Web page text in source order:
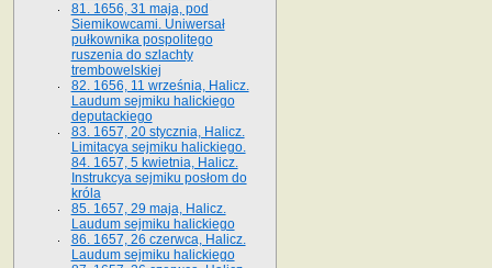
81. 1656, 31 maja, pod
Siemikowcami. Uniwersał
pułkownika pospolitego
ruszenia do szlachty
trembowelskiej
82. 1656, 11 września, Halicz.
Laudum sejmiku halickiego
deputackiego
83. 1657, 20 stycznia, Halicz.
Limitacya sejmiku halickiego.
84. 1657, 5 kwietnia, Halicz.
Instrukcya sejmiku posłom do
króla
85. 1657, 29 maja, Halicz.
Laudum sejmiku halickiego
86. 1657, 26 czerwca, Halicz.
Laudum sejmiku halickiego